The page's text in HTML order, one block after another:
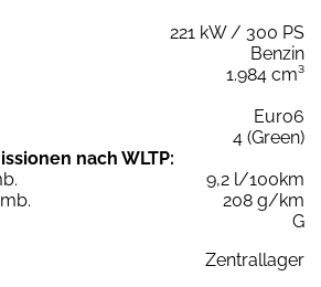
221 kW / 300 PS
Benzin
1.984 cm³
Euro6
4 (Green)
nach WLTP:
9,2 l/100km
208 g/km
G
Zentrallager